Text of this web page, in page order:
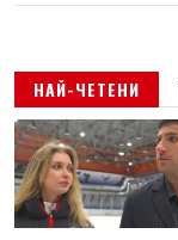
НАЙ-ЧЕТЕНИ